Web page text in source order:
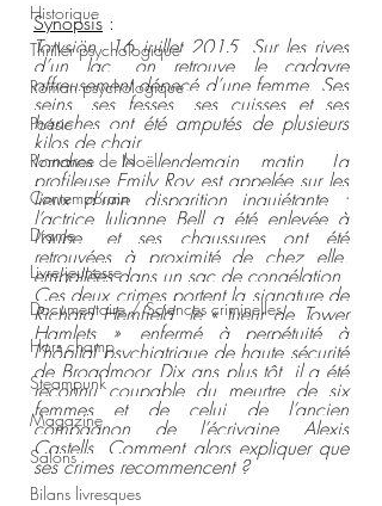
Historique
Thriller psychologique
Roman psychologique
Poésie
Romance de Noël
Contemporain
Drame
Livre jeunesse
Documentaire / Sciences criminelles
Hors champ
Steampunk
Magazine
Salons
Bilans livresques
Synopsis :
Torvsjön, 16 juillet 2015. Sur les rives
d’un lac, on retrouve le cadavre
affreusement dépecé d’une femme. Ses
seins, ses fesses, ses cuisses et ses
hanches ont été amputés de plusieurs
kilos de chair.
Londres, le lendemain matin. La
profileuse Emily Roy est appelée sur les
lieux d’une disparition inquiétante :
l’actrice Julianne Bell a été enlevée à
l’aube, et ses chaussures ont été
retrouvées à proximité de chez elle,
emballées dans un sac de congélation.
Ces deux crimes portent la signature de
Richard Hemfield, le « tueur de Tower
Hamlets », enfermé à perpétuité à
l’hôpital psychiatrique de haute sécurité
de Broadmoor. Dix ans plus tôt, il a été
reconnu coupable du meurtre de six
femmes et de celui de l’ancien
compagnon de l’écrivaine Alexis
Castells. Comment alors expliquer que
ses crimes recommencent ?